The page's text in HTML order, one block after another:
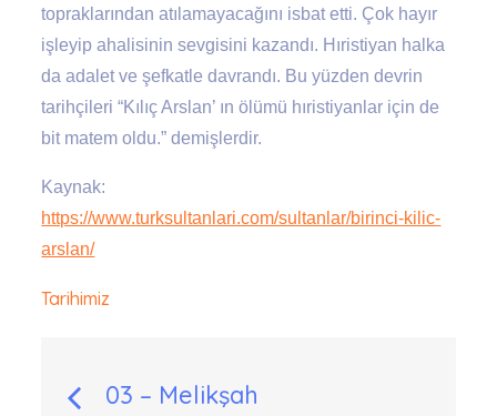
topraklarından atılamayacağını isbat etti. Çok hayır
işleyip ahalisinin sevgisini kazandı. Hıristiyan halka
da adalet ve şefkatle davrandı. Bu yüzden devrin
tarihçileri “Kılıç Arslan’ ın ölümü hıristiyanlar için de
bit matem oldu.” demişlerdir.
Kaynak:
https://www.turksultanlari.com/sultanlar/birinci-kilic-
arslan/
Tarihimiz
Yazı03 – Melikşah